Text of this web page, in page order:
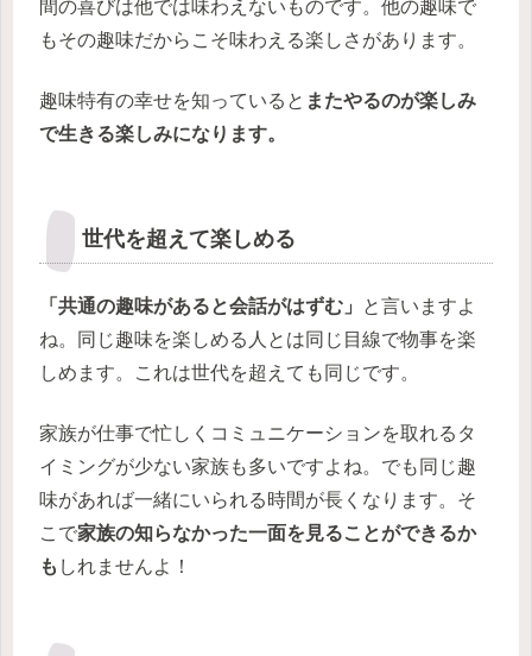
間の喜びは他では味わえないものです。他の趣味で
もその趣味だからこそ味わえる楽しさがあります。
趣味特有の幸せを知っていると またやるのが楽しみ
で生きる楽しみになります。
世代を超えて楽しめる
「共通の趣味があると会話がはずむ」
と言いますよ
ね。同じ趣味を楽しめる人とは同じ目線で物事を楽
しめます。これは世代を超えても同じです。
家族が仕事で忙しくコミュニケーションを取れるタ
イミングが少ない家族も多いですよね。でも同じ趣
味があれば一緒にいられる時間が長くなります。そ
こで家族の知らなかった一面を見ることができるか
も しれませんよ！